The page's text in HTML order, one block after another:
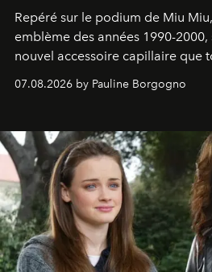
Repéré sur le podium de Miu
emblème des années 1990-
nouvel accessoire capillaire que
s'arrachent déjà.
07.08.2026 by Pauline Borgogno